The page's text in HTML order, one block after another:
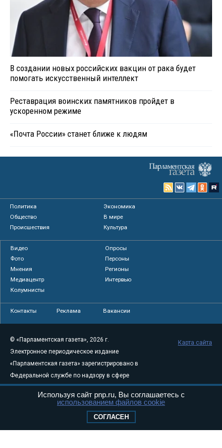
В создании новых российских вакцин от рака будет
помогать искусственный интеллект
Реставрация воинских памятников пройдет в
ускоренном режиме
«Почта России» станет ближе к людям
Политика
Экономика
Общество
В мире
Происшествия
Культура
Видео
Опросы
Фото
Персоны
Мнения
Регионы
Медиацентр
Интервью
Колумнисты
Контакты Реклама Вакансии
© «Парламентская газета», 2026 г.
Электронное периодическое издание
«Парламентская газета» зарегистрировано в
Федеральной службе по надзору в сфере
связи, информационных технологий и
массовых коммуникаций (Роскомнадзор) 05
Свидетельство о регистрации Эл № ФС77-
Карта сайта
Используя сайт pnp.ru, Вы соглашаетесь с
использованием файлов cookie
СОГЛАСЕН